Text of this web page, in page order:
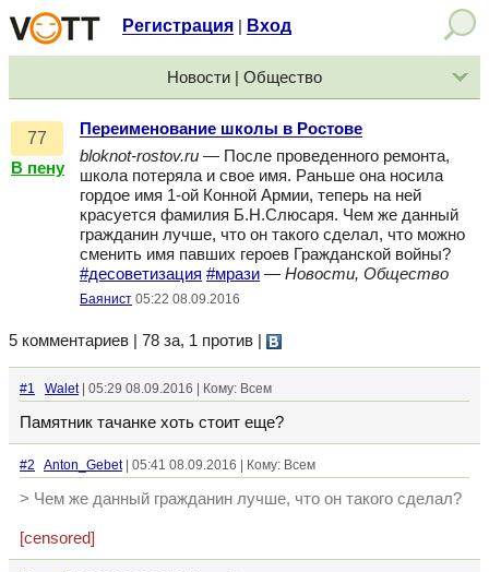
Регистрация Вход
Новости | Общество
77
В пену
Переименование школы в Ростове
bloknot-rostov.ru — После проведенного ремонта,
школа потеряла и свое имя. Раньше она носила
гордое имя 1-ой Конной Армии, теперь на ней
красуется фамилия Б.Н.Слюсаря. Чем же данный
гражданин лучше, что он такого сделал, что можно
сменить имя павших героев Гражданской войны?
#десоветизация #мрази — Новости, Общество
Баянист 05:22 08.09.2016
5 комментариев | 78 за, 1 против
#1 Walet| 05:29 08.09.2016 | Кому: Всем
Памятник тачанке хоть стоит еще?
#2 Anton_Gebet| 05:41 08.09.2016 | Кому: Всем
> Чем же данный гражданин лучше, что он такого сделал?
[censored]